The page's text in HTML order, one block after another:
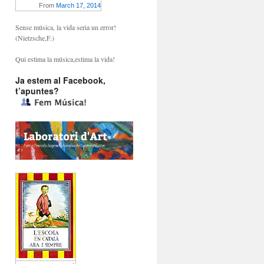
From March 17, 2014
Sense música, la vida seria un error!
(Nietzsche,F.)
Qui estima la música,estima la vida!
Ja estem al Facebook,
t’apuntes?